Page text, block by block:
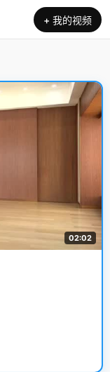
+ 我的视频
02:02